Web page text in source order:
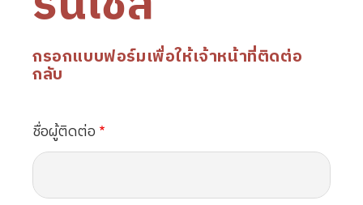
กรอกแบบฟอร์มเพื่อให้เจ้าหน้าที่ติดต่อ
กลับ
ชื่อผู้ติดต่อ